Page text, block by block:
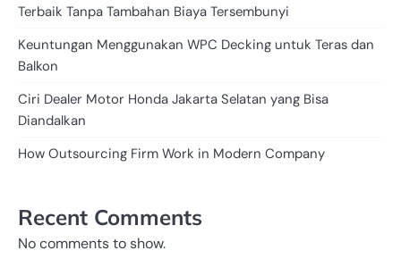
Terbaik Tanpa Tambahan Biaya Tersembunyi
Keuntungan Menggunakan WPC Decking untuk Teras dan
Balkon
Ciri Dealer Motor Honda Jakarta Selatan yang Bisa
Diandalkan
How Outsourcing Firm Work in Modern Company
Recent Comments
No comments to show.